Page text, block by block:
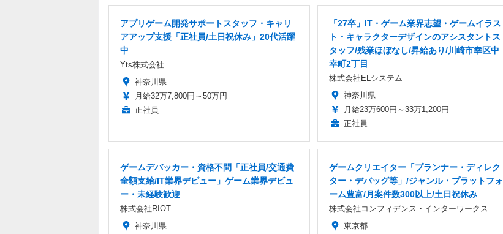
アプリゲーム開発サポートスタッフ・キャリ
アアップ支援「正社員/土日祝休み」20代活躍
中
Yts株式会社
神奈川県
月給32万7,800円～50万円
正社員
「27卒」IT・ゲーム業界志望・ゲームイラス
ト・キャラクターデザインのアシスタントス
タッフ/残業ほぼなし/昇給あり/川崎市幸区中
幸町2丁目
株式会社ELシステム
神奈川県
月給23万600円～33万1,200円
正社員
ゲームデバッカー・資格不問「正社員/交通費
全額支給/IT業界デビュー」ゲーム業界デビュ
ー・未経験歓迎
株式会社RIOT
神奈川県
ゲームクリエイター「プランナー・ディレク
ター・デバッグ等」/ジャンル・プラットフォ
ーム豊富/月案件数300以上/土日祝休み
株式会社コンフィデンス・インターワークス
東京都